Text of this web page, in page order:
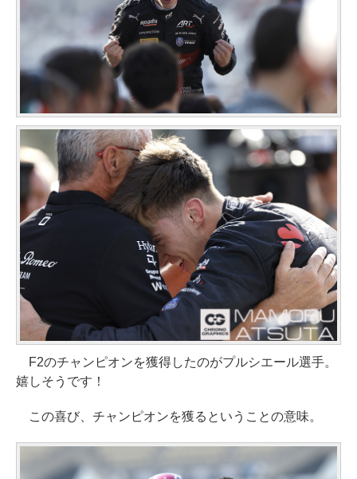
F2のチャンピオンを獲得したのがプルシエール選手。
嬉しそうです！
この喜び、チャンピオンを獲るということの意味。